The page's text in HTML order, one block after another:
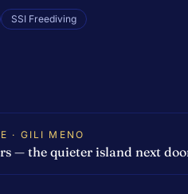
SSI Freediving
· GILI MENO
— the quieter island next